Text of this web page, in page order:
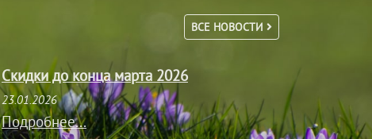
ВСЕ НОВОСТИ
Скидки до конца марта 2026
23.01.2026
Подробнее...